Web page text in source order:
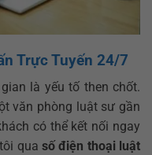
Trực Tuyến 24/7
là yếu tố then chốt.
văn phòng luật sư gần
có thể kết nối ngay
qua số điện thoại luật